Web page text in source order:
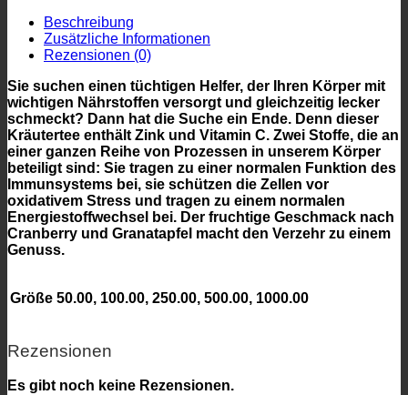
Beschreibung
Zusätzliche Informationen
Rezensionen (0)
Sie suchen einen tüchtigen Helfer, der Ihren Körper mit
wichtigen Nährstoffen versorgt und gleichzeitig lecker
schmeckt? Dann hat die Suche ein Ende. Denn dieser
Kräutertee enthält Zink und Vitamin C. Zwei Stoffe, die an
einer ganzen Reihe von Prozessen in unserem Körper
beteiligt sind: Sie tragen zu einer normalen Funktion des
Immunsystems bei, sie schützen die Zellen vor
oxidativem Stress und tragen zu einem normalen
Energiestoffwechsel bei. Der fruchtige Geschmack nach
Cranberry und Granatapfel macht den Verzehr zu einem
Genuss.
Größe 50.00, 100.00, 250.00, 500.00, 1000.00
Rezensionen
Es gibt noch keine Rezensionen.